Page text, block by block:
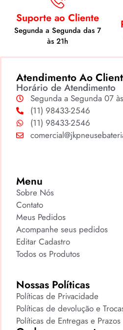
Suporte ao Cliente
Segunda a Segunda das 7
às 21h
Atendimento Ao
Horário de Atendimento
Segunda a Segunda 07
(11) 98433-2546
(11) 98433-2546
Menu
Sobre Nós
Contato
Meus Pedidos
Acompanhe seus pedidos
Editar Cadastro
Todos os Produtos
Nossas Políticas
Políticas de Privacidade
Políticas de devolução e
Políticas de Entregas e Prazos